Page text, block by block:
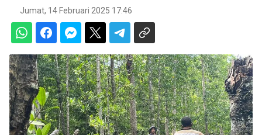
Jumat, 14 Februari 2025 17:46